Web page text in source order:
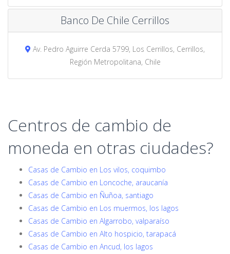
Banco De Chile Cerrillos
Av. Pedro Aguirre Cerda 5799, Los Cerrillos, Cerrillos,
Región Metropolitana, Chile
Centros de cambio de
moneda en otras ciudades?
Casas de Cambio en Los vilos, coquimbo
Casas de Cambio en Loncoche, araucanía
Casas de Cambio en Ñuñoa, santiago
Casas de Cambio en Los muermos, los lagos
Casas de Cambio en Algarrobo, valparaíso
Casas de Cambio en Alto hospicio, tarapacá
Casas de Cambio en Ancud, los lagos